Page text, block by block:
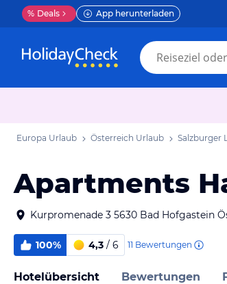
% Deals App herunterladen
Europa Urlaub Österreich Urlaub Salzburger
Apartments
Kurpromenade 3 5630 Bad Hofgastein
100% 4,3 / 6 11 Bewertungen
Hotelübersicht Bewertungen